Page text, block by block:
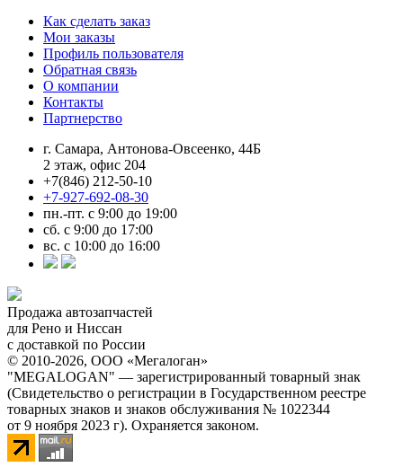
Как сделать заказ
Мои заказы
Профиль пользователя
Обратная связь
О компании
Контакты
Партнерство
г. Самара, Антонова-Овсеенко, 44Б
2 этаж, офис 204
+7(846) 212-50-10
+7-927-692-08-30
пн.-пт. с 9:00 до 19:00
сб. с 9:00 до 17:00
вс. с 10:00 до 16:00
Продажа автозапчастей
для Рено и Ниссан
с доставкой по России
© 2010-2026, ООО «Мегалоган»
"MEGALOGAN" — зарегистрированный товарный знак
(Свидетельство о регистрации в Государственном реестре
товарных знаков и знаков обслуживания № 1022344
от 9 ноября 2023 г). Охраняется законом.